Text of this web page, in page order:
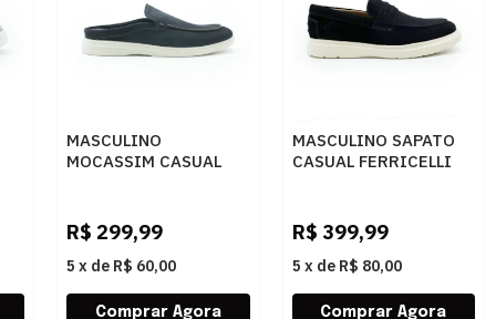
MASCULINO
MOCASSIM CASUAL
R$ 299,99
5 x de R$ 60,00
MASCULINO SAPATO
CASUAL FERRICELLI
UNIS.STELV
R$ 399,99
5 x de R$ 80,00